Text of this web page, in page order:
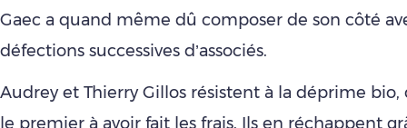
Gaec a quand même dû composer de son côté
défections successives d’associés.
Audrey et Thierry Gillos résistent à la déprime
le premier à avoir fait les frais. Ils en réchappent